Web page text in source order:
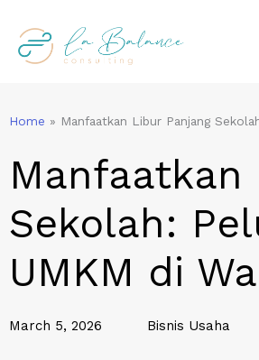
content
Home » Manfaatkan Libur Panjang
Manfaatkan
Sekolah:
UMKM di
March 5, 2026 Bisnis Usaha